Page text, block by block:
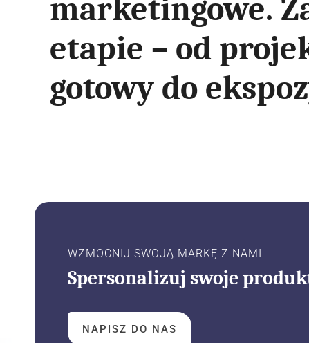
marketingowe.
etapie – od
gotowy do
WZMOCNIJ SWOJĄ MARKĘ Z NAMI
Spersonalizuj swoje
NAPISZ DO NAS